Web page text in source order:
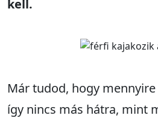
kell.
Már tudod, hogy
így nincs más hátra, mint